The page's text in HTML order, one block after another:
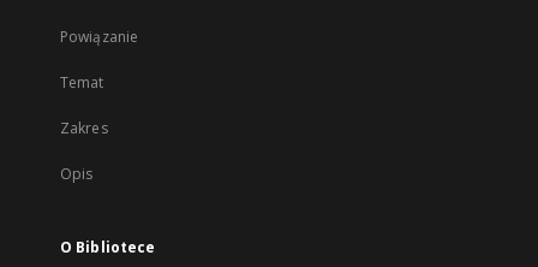
Powiązanie
Temat
Zakres
Opis
O Bibliotece